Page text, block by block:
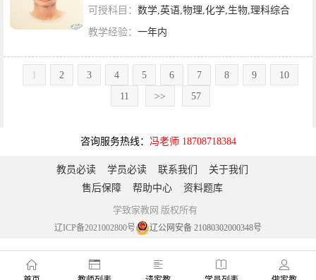
可授科目： 数学,英语,物理,化学,生物,理科综合
教学经验： 一年内
2 3 4 5 6 7 8 9
10
11
>> 57
咨询服务热线： 冯老师 18708718384
教员必读 学员必读 联系我们
关于我们
售后保障
帮助中心 资料题库
学致家教网 版权所有
辽ICP备2021002800号 辽公网安备 21080302000348号